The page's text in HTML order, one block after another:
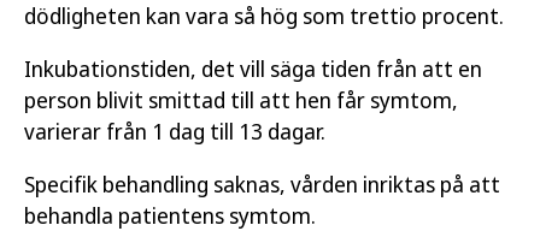
dödligheten kan vara så hög som trettio procent.
Inkubationstiden, det vill säga tiden från att en
person blivit smittad till att hen får symtom,
varierar från 1 dag till 13 dagar.
Specifik behandling saknas, vården inriktas på att
behandla patientens symtom.